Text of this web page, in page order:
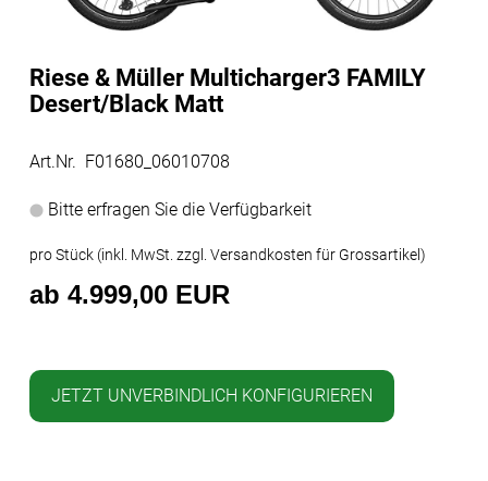
Riese & Müller Multicharger3 FAMILY
Desert/Black Matt
Art.Nr. F01680_06010708
Bitte erfragen Sie die Verfügbarkeit
pro Stück (inkl. MwSt. zzgl. Versandkosten für Grossartikel)
ab 4.999,00 EUR
JETZT UNVERBINDLICH KONFIGURIEREN